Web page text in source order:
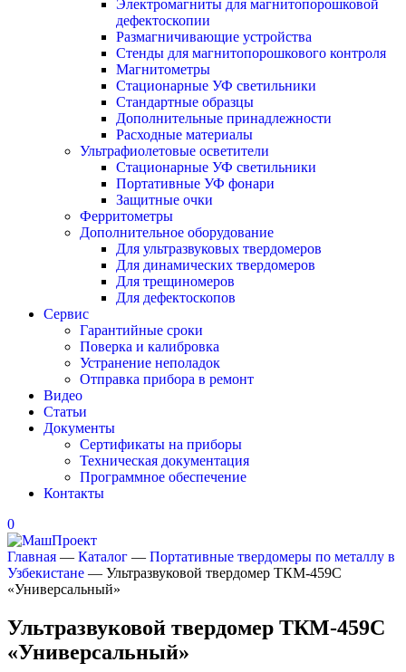
Электромагниты для магнитопорошковой
дефектоскопии
Размагничивающие устройства
Стенды для магнитопорошкового контроля
Магнитометры
Стационарные УФ светильники
Стандартные образцы
Дополнительные принадлежности
Расходные материалы
Ультрафиолетовые осветители
Стационарные УФ светильники
Портативные УФ фонари
Защитные очки
Ферритометры
Дополнительное оборудование
Для ультразвуковых твердомеров
Для динамических твердомеров
Для трещиномеров
Для дефектоскопов
Сервис
Гарантийные сроки
Поверка и калибровка
Устранение неполадок
Отправка прибора в ремонт
Видео
Статьи
Документы
Сертификаты на приборы
Техническая документация
Программное обеспечение
Контакты
0
Главная — Каталог — Портативные твердомеры по металлу в
Узбекистане — Ультразвуковой твердомер ТКМ-459С
«Универсальный»
Ультразвуковой твердомер ТКМ-459С
«Универсальный»